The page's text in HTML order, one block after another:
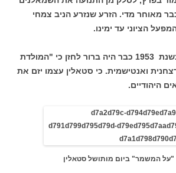
מאוחר מדי. הזרע שנזרע הניב צמחי
הציוני עד ימינו.
כאשר מת סטאלין, בשנת 1953 כבר היה ברור לחזן כי "המולדת
ואנטישמית. כי סטאלין עצמו יזם את
היהודיים.
המשמר" ביום מותושל סטאלין